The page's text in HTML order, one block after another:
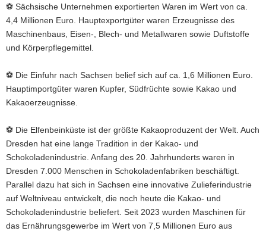
⚽ Sächsische Unternehmen exportierten Waren im Wert von ca.
4,4 Millionen Euro. Hauptexportgüter waren Erzeugnisse des
Maschinenbaus, Eisen-, Blech- und Metallwaren sowie Duftstoffe
und Körperpflegemittel.
⚽ Die Einfuhr nach Sachsen belief sich auf ca. 1,6 Millionen Euro.
Hauptimportgüter waren Kupfer, Südfrüchte sowie Kakao und
Kakaoerzeugnisse.
⚽ Die Elfenbeinküste ist der größte Kakaoproduzent der Welt. Auch
Dresden hat eine lange Tradition in der Kakao- und
Schokoladenindustrie. Anfang des 20. Jahrhunderts waren in
Dresden 7.000 Menschen in Schokoladenfabriken beschäftigt.
Parallel dazu hat sich in Sachsen eine innovative Zulieferindustrie
auf Weltniveau entwickelt, die noch heute die Kakao- und
Schokoladenindustrie beliefert. Seit 2023 wurden Maschinen für
das Ernährungsgewerbe im Wert von 7,5 Millionen Euro aus